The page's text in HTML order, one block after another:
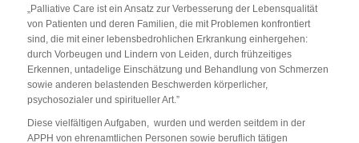
„Palliative Care ist ein Ansatz zur Verbesserung der Lebensqualität
von Patienten und deren Familien, die mit Problemen konfrontiert
sind, die mit einer lebensbedrohlichen Erkrankung einhergehen:
durch Vorbeugen und Lindern von Leiden, durch frühzeitiges
Erkennen, untadelige Einschätzung und Behandlung von Schmerzen
sowie anderen belastenden Beschwerden körperlicher,
psychosozialer und spiritueller Art.”
Diese vielfältigen Aufgaben, wurden und werden seitdem in der
APPH von ehrenamtlichen Personen sowie beruflich tätigen